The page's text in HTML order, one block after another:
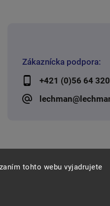
tohto webu vyjadrujete
Zákaznícka podpora:
+421 (0)56 64